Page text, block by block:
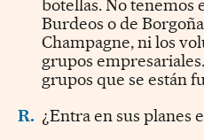
botellas. No tenemos
Burdeos o de
Champagne, ni los
grupos
grupos que se están
R. ¿Entra en sus planes